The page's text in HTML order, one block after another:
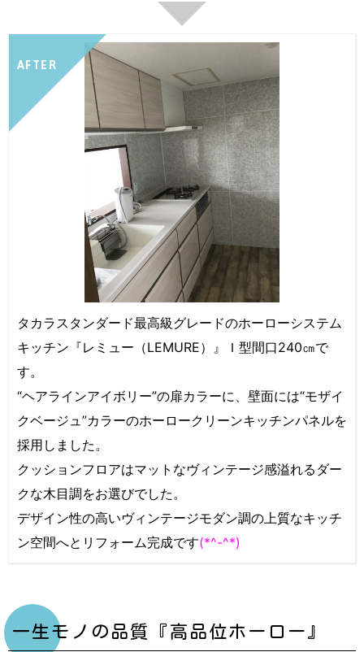
AFTER
タカラスタンダード最高級グレードのホーローシステム
キッチン『レミュー（LEMURE）』Ｉ型間口240㎝で
す。
“ヘアラインアイボリー”の扉カラーに、壁面には“モザイ
クベージュ”カラーのホーロークリーンキッチンパネルを
採用しました。
クッションフロアはマットなヴィンテージ感溢れるダー
クな木目調をお選びでした。
デザイン性の高いヴィンテージモダン調の上質なキッチ
ン空間へとリフォーム完成です(*^-^*)
一生モノの品質『高品位ホーロー』